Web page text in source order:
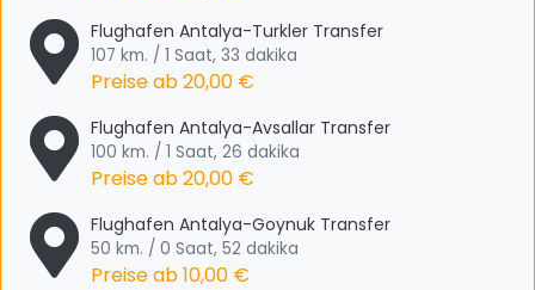
Flughafen Antalya-Turkler Transfer
107 km. / 1 Saat, 33 dakika
Preise ab20,00 €
Flughafen Antalya-Avsallar Transfer
100 km. / 1 Saat, 26 dakika
Preise ab20,00 €
Flughafen Antalya-Goynuk Transfer
50 km. / 0 Saat, 52 dakika
Preise ab10,00 €